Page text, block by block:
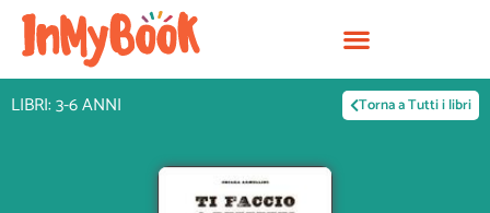
Vai
contenuto
LIBRI: 3-6 ANNI Torna a Tutti i libri